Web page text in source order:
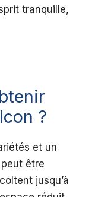
tranquille,
?
et un
être
jusqu’à